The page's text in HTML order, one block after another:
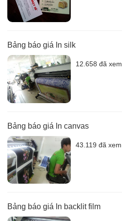
Bảng báo giá In silk
12.658 đã xem
Bảng báo giá In canvas
43.119 đã xem
Bảng báo giá In backlit film